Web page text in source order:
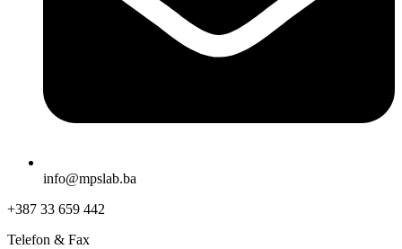
info@mpslab.ba
+387 33 659 442
Telefon & Fax